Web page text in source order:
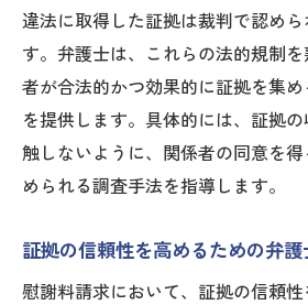
違法に取得した証拠は裁判で認め
す。弁護士は、これらの法的規制
者が合法的かつ効果的に証拠を集
を提供します。具体的には、証拠
触しないように、関係者の同意を
められる調査手法を指導します。
証拠の信頼性を高めるための弁
慰謝料請求において、証拠の信頼